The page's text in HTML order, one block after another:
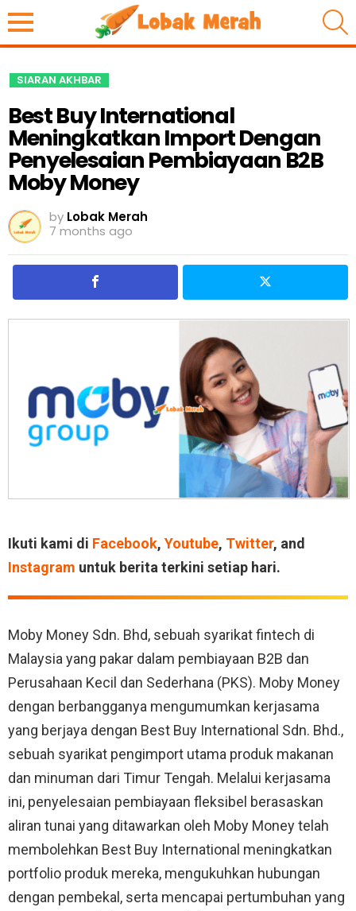
SIARAN AKHBAR
Best Buy International
Meningkatkan Import Dengan
Penyelesaian Pembiayaan B2B
Moby Money
by Lobak Merah
7 months ago
Ikuti kami di Facebook, Youtube, Twitter, and
Instagram untuk berita terkini setiap hari.
Moby Money Sdn. Bhd, sebuah syarikat fintech di
Malaysia yang pakar dalam pembiayaan B2B dan
Perusahaan Kecil dan Sederhana (PKS). Moby Money
dengan berbangganya mengumumkan kerjasama
yang berjaya dengan Best Buy International Sdn. Bhd.,
sebuah syarikat pengimport utama produk makanan
dan minuman dari Timur Tengah. Melalui kerjasama
ini, penyelesaian pembiayaan fleksibel berasaskan
aliran tunai yang ditawarkan oleh Moby Money telah
membolehkan Best Buy International meningkatkan
portfolio produk mereka, mengukuhkan hubungan
dengan pembekal, serta mencapai pertumbuhan yang